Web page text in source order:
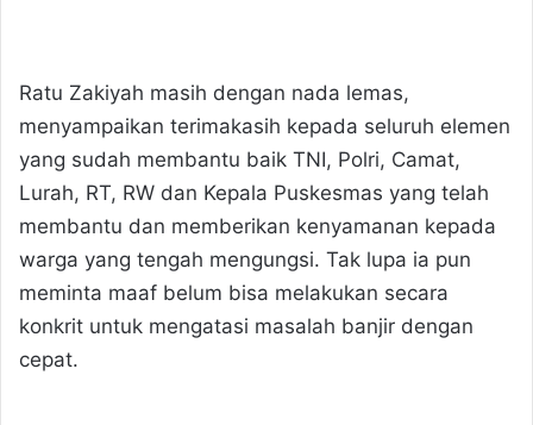
Ratu Zakiyah masih dengan nada lemas,
menyampaikan terimakasih kepada seluruh elemen
yang sudah membantu baik TNI, Polri, Camat,
Lurah, RT, RW dan Kepala Puskesmas yang telah
membantu dan memberikan kenyamanan kepada
warga yang tengah mengungsi. Tak lupa ia pun
meminta maaf belum bisa melakukan secara
konkrit untuk mengatasi masalah banjir dengan
cepat.